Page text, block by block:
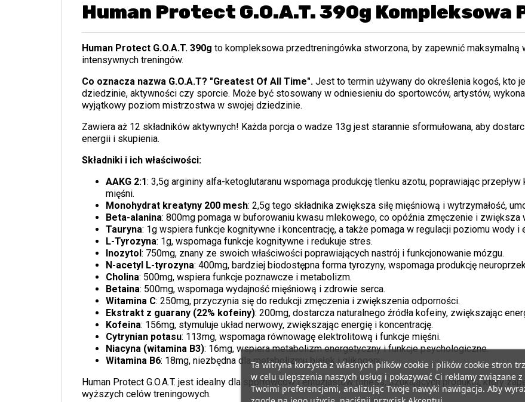
Human Protect G.O.A.T. 390g
Human Protect G.O.A.T. 390g to kompleksowa przedtreningówka stworzona, by zapewnić maksymalną
intensywnych treningów.
Co oznacza nazwa G.O.A.T? "Greatest Of All Time". Jest to termin używany do określenia kogoś, kto
dziedzinie, aktywności czy sporcie. Może być stosowany w odniesieniu do sportowców, artystów,
wyjątkowy poziom mistrzostwa w swojej dziedzinie.
Zawiera aż 12 składników aktywnych! Każda porcja o wadze 13g jest starannie sformułowana, aby
energii i skupienia.
Składniki i ich właściwości:
AAKG 2:1: 3,5g argininy alfa-ketoglutaranu wspomaga produkcję tlenku azotu, poprawiając
mięśni.
Monohydrat kreatyny 200 mesh: 2,5g tego składnika zwiększa siłę mięśniową i wytrzymałość,
Beta-alanina: 800mg pomaga w buforowaniu kwasu mlekowego, co opóźnia zmęczenie i zwiększa
Tauryna: 1g wspiera funkcje kognitywne i koncentrację, a także pomaga w regulacji poziomu wody
L-Tyrozyna: 1g, wspomaga funkcje kognitywne i redukuje stres.
Inozytol: 750mg, znany ze swoich właściwości poprawiających nastrój i funkcjonowanie mózgu.
N-acetyl L-tyrozyna: 400mg, bardziej biodostępna forma tyrozyny, wspomaga produkcję
Cholina: 500mg, wspiera funkcje poznawcze i metabolizm.
Betaina: 500mg, wspomaga wydajność mięśniową i zdrowie serca.
Witamina C: 250mg, przyczynia się do redukcji zmęczenia i zwiększenia odporności.
Ekstrakt z guarany (22% kofeiny): 200mg, dostarcza naturalnego źródła kofeiny, zwiększając
Kofeina: 156mg, stymuluje układ nerwowy, zwiększając energię i koncentrację.
Cytrynian potasu: 113mg, wspomaga równowagę elektrolitową i funkcje mięśni.
Niacyna (witamina B3): 16mg, wspiera metabolizm energetyczny i funkcje psychologiczne.
Witamina B6: 18mg, niezbędna dla metabolizmu białek i glikogenu.
Human Protect G.O.A.T. jest idealny dla sportowców i entuzjastów fitness, szukających produktu, który
wyższych celów treningowych.
Ta witryna korzysta z własnych plików cookie i plików cookie stron
w celu ulepszenia naszych usług i pokazywać Ci reklamy związane z
Twoimi preferencjami, analizując Twoje nawyki nawigacja. Aby